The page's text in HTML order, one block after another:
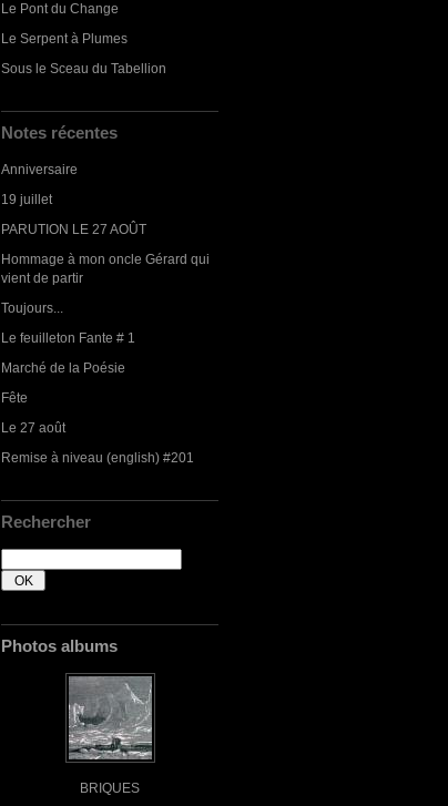
Le Pont du Change
Le Serpent à Plumes
Sous le Sceau du Tabellion
Notes récentes
Anniversaire
19 juillet
PARUTION LE 27 AOÛT
Hommage à mon oncle Gérard qui
vient de partir
Toujours...
Le feuilleton Fante # 1
Marché de la Poésie
Fête
Le 27 août
Remise à niveau (english) #201
Rechercher
Photos albums
BRIQUES